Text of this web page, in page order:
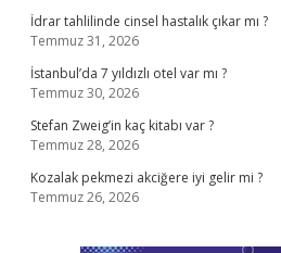
İdrar tahlilinde cinsel hastalık çıkar mı ?
Temmuz 31, 2026
İstanbul’da 7 yıldızlı otel var mı ?
Temmuz 30, 2026
Stefan Zweig’in kaç kitabı var ?
Temmuz 28, 2026
Kozalak pekmezi akciğere iyi gelir mi ?
Temmuz 26, 2026